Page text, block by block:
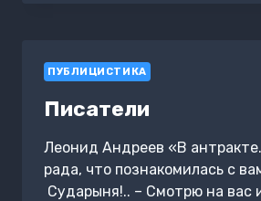
ПУБЛИЦИСТИКА
Писатели
Леонид Андреев «В антракте.
рада, что познакомилась с
Сударыня!.. – Смотрю на вас